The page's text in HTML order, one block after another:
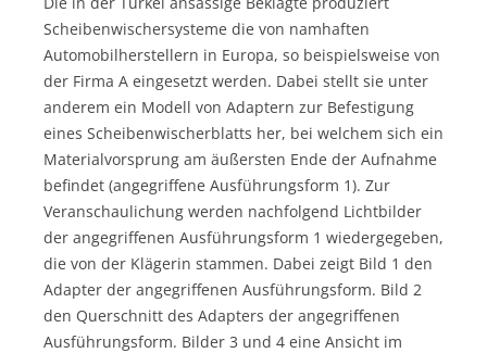
Scheibenwischersysteme die von namhaften
Automobilherstellern in Europa, so beispielsweise von
der Firma A eingesetzt werden. Dabei stellt sie unter
anderem ein Modell von Adaptern zur Befestigung
eines Scheibenwischerblatts her, bei welchem sich ein
Materialvorsprung am äußersten Ende der Aufnahme
befindet (angegriffene Ausführungsform 1). Zur
Veranschaulichung werden nachfolgend Lichtbilder
der angegriffenen Ausführungsform 1 wiedergegeben,
die von der Klägerin stammen. Dabei zeigt Bild 1 den
Adapter der angegriffenen Ausführungsform. Bild 2
den Querschnitt des Adapters der angegriffenen
Ausführungsform. Bilder 3 und 4 eine Ansicht im